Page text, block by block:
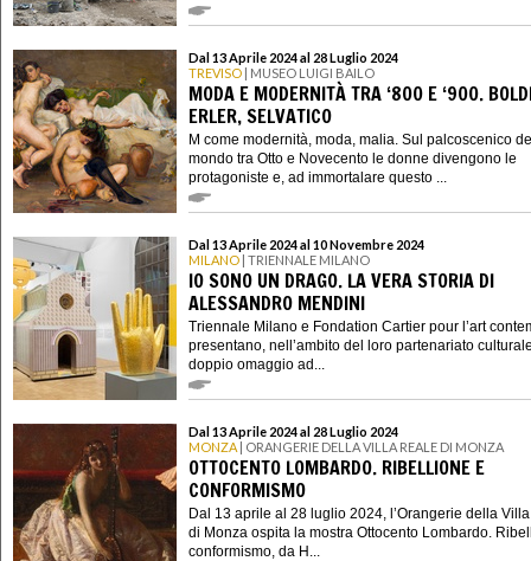
Dal 13 Aprile 2024 al 28 Luglio 2024
TREVISO | MUSEO LUIGI BAILO
MODA E MODERNITÀ TRA ‘800 E ‘900.
ERLER, SELVATICO
M come modernità, moda, malia. Sul palcoscenico
mondo tra Otto e Novecento le donne divengono le
protagoniste e, ad immortalare questo ...
Dal 13 Aprile 2024 al 10 Novembre 2024
MILANO | TRIENNALE MILANO
IO SONO UN DRAGO. LA VERA STORIA DI
ALESSANDRO MENDINI
Triennale Milano e Fondation Cartier pour l’art
presentano, nell’ambito del loro partenariato
doppio omaggio ad...
Dal 13 Aprile 2024 al 28 Luglio 2024
MONZA | ORANGERIE DELLA VILLA REALE DI MONZA
OTTOCENTO LOMBARDO. RIBELLIONE E
CONFORMISMO
Dal 13 aprile al 28 luglio 2024, l’Orangerie della
di Monza ospita la mostra Ottocento Lombardo.
conformismo, da H...